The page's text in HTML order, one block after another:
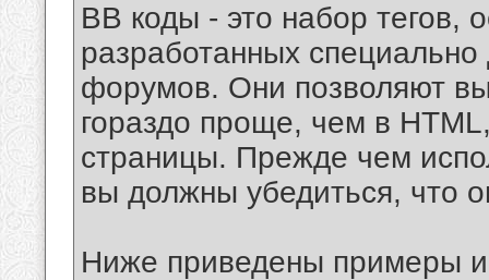
BB коды - это набор тегов,
разработанных
форумов. Они позволяют
гораздо проще, чем в
страницы. Прежде чем
вы должны убедиться, что
Ниже приведены примеры